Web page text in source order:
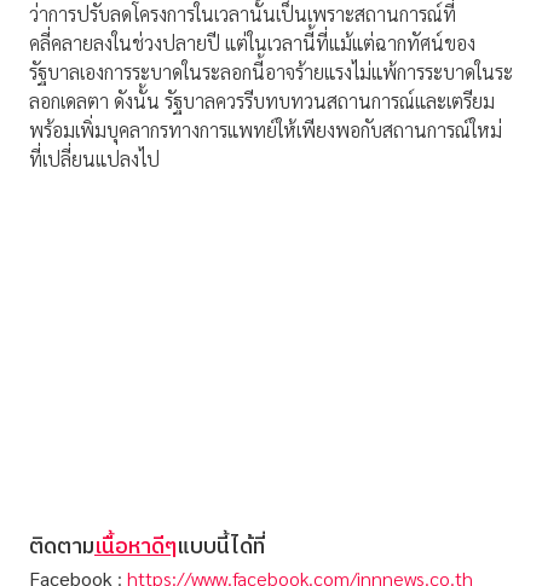
ว่าการปรับลดโครงการในเวลานั้นเป็นเพราะสถานการณ์ที่
คลี่คลายลงในช่วงปลายปี แต่ในเวลานี้ที่แม้แต่ฉากทัศน์ของ
รัฐบาลเองการระบาดในระลอกนี้อาจร้ายแรงไม่แพ้การระบาดในระ
ลอกเดลตา ดังนั้น​ รัฐบาลควรรีบทบทวนสถานการณ์และเตรียม
พร้อมเพิ่มบุคลากรทางการแพทย์ให้เพียงพอกับสถานการณ์ใหม่
ที่เปลี่ยนแปลงไป​
ติดตามเนื้อหาดีๆแบบนี้ได้ที่
Facebook : https://www.facebook.com/innnews.co.th